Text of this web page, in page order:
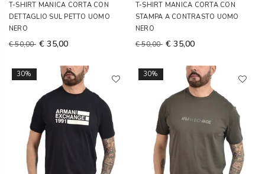
T-SHIRT MANICA CORTA CON
DETTAGLIO SUL PETTO UOMO
NERO
€ 50,00 € 35,00
T-SHIRT MANICA CORTA CON
STAMPA A CONTRASTO UOMO
NERO
€ 50,00 € 35,00
30% 30%